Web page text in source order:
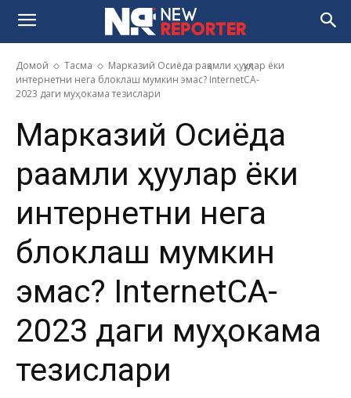
Домой Тасма
Марказий Осиёда рақамли ҳуқуқлар ёки
интернетни нега блоклаш мумкин эмас? InternetCA-
2023 даги муҳокама тезислари
Марказий Осиёда
рақамли ҳуқуқлар ёки
интернетни нега
блоклаш мумкин
эмас? InternetCA-
2023 даги муҳокама
тезислари